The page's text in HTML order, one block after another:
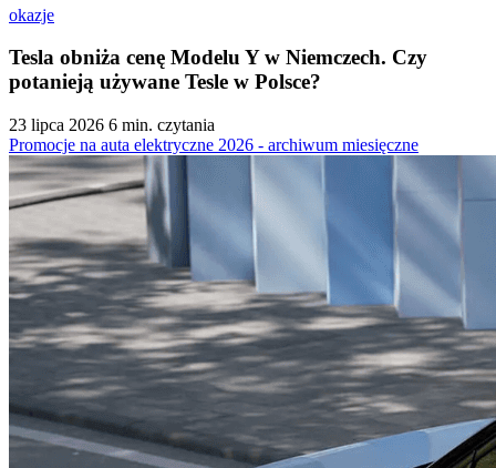
okazje
Tesla obniża cenę Modelu Y w Niemczech. Czy
potanieją używane Tesle w Polsce?
23 lipca 2026 6 min. czytania
Promocje na auta elektryczne 2026 - archiwum miesięczne